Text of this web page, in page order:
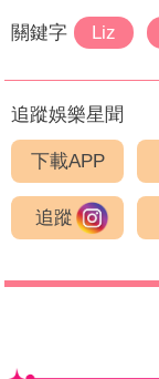
關鍵字 Liz
追蹤娛樂星聞
下載APP
追蹤